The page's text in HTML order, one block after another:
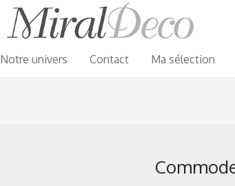
Notre univers Contact Ma sélection